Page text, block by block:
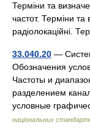
Терміни та
частот. Терміни
радіолокаційні.
33.040.20 —
Обозначения
Частоты и
разделением
условные
національних